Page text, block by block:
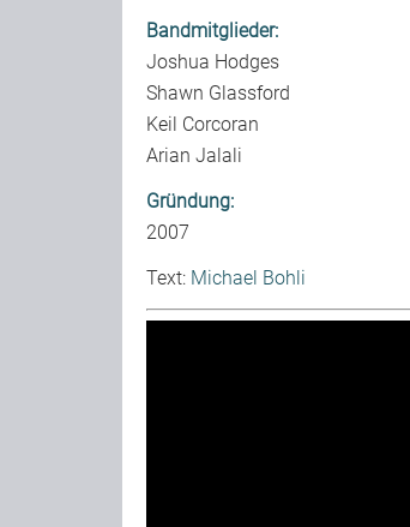
Bandmitglieder:
Joshua Hodges
Shawn Glassford
Keil Corcoran
Arian Jalali
Gründung:
2007
Text: Michael Bohli